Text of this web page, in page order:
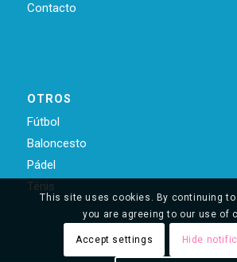
Contacto
OTROS
Fútbol
Baloncesto
Pádel
Ténis
This site uses cookies. By continuing
you are agreeing to our use of
Accept settings Hide